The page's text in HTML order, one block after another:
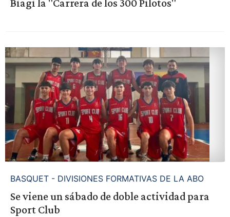
Biagi la "Carrera de los 300 Pilotos"
BASQUET - DIVISIONES FORMATIVAS DE LA ABO
Se viene un sábado de doble actividad para
Sport Club